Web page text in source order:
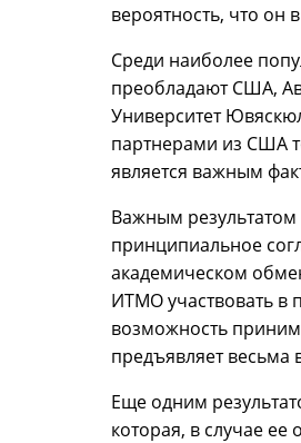
вероятность, что
Среди наиболее
преобладают США,
Университет
партнерами из США
является важным
Важным результатом
принципиальное
академическом
ИТМО участвовать в
возможность
предъявляет весьма
Еще одним
которая, в случае